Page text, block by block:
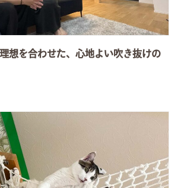
想を合わせた、心地よい吹き抜けの